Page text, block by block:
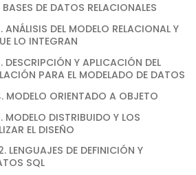
DE DATOS RELACIONALES
DEL MODELO RELACIONAL Y
LO INTEGRAN
Y APLICACIÓN DEL
PARA EL MODELADO DE DATOS
ORIENTADO A OBJETO
DISTRIBUIDO Y LOS
EL DISEÑO
LENGUAJES DE DEFINICIÓN Y
SQL